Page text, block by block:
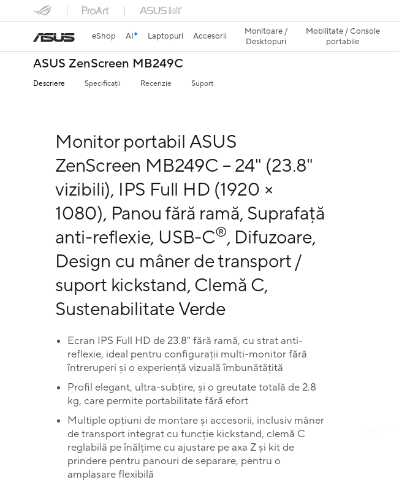
eShop AI Laptopuri Accesorii
Monitoare /
Desktopuri
Mobilitate / Console
portabile
ASUS ZenScreen MB249C
Descriere Specificații Recenzie Suport
Monitor portabil ASUS
ZenScreen MB249C – 24" (23.8"
vizibili), IPS Full HD (1920 ×
1080), Panou fără ramă, Suprafață
anti-reflexie, USB-C®, Difuzoare,
Design cu mâner de transport /
suport kickstand, Clemă C,
Sustenabilitate Verde
Ecran IPS Full HD de 23.8" fără ramă, cu strat anti-
reflexie, ideal pentru configurații multi-monitor fără
întreruperi și o experiență vizuală îmbunătățită
Profil elegant, ultra-subțire, și o greutate totală de 2.8
kg, care permite portabilitate fără efort
Multiple opțiuni de montare și accesorii, inclusiv mâner
de transport integrat cu funcție kickstand, clemă C
reglabilă pe înălțime cu ajustare pe axa Z și kit de
prindere pentru panouri de separare, pentru o
amplasare flexibilă